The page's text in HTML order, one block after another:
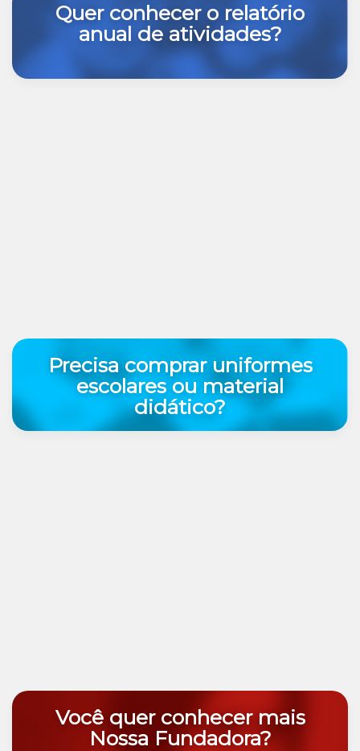
Quer conhecer o relatório
anual de atividades?
Precisa comprar uniformes
escolares ou material
didático?
Você quer conhecer mais
Nossa Fundadora?